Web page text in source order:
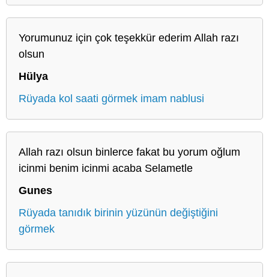
Yorumunuz için çok teşekkür ederim Allah razı
olsun
Hülya
Rüyada kol saati görmek imam nablusi
Allah razı olsun binlerce fakat bu yorum oğlum
icinmi benim icinmi acaba Selametle
Gunes
Rüyada tanıdık birinin yüzünün değiştiğini
görmek